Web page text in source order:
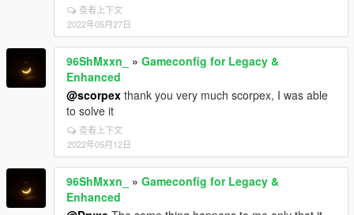
查看上下文
2022年05月27日
96ShMxxn_ » Gameconfig for Legacy &
Enhanced
@scorpex thank you very much scorpex, I was able
to solve it
查看上下文
2022年05月12日
96ShMxxn_ » Gameconfig for Legacy &
Enhanced